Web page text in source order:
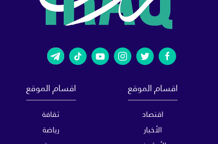
اقسام الموقع
اقتصاد
الأخبار
اقسام الموقع
ثقافة
رياضة